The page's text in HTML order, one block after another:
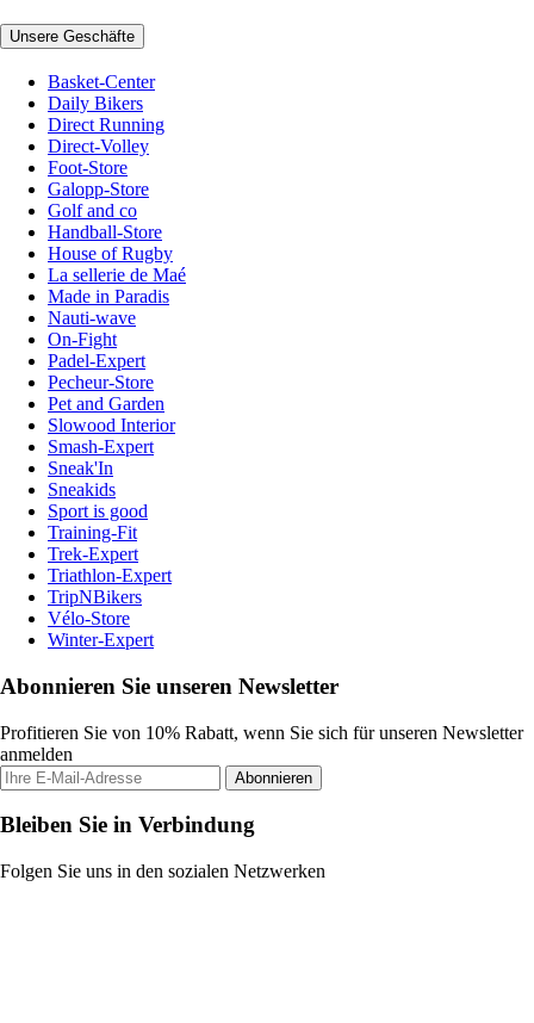
Unsere Geschäfte
Basket-Center
Daily Bikers
Direct Running
Direct-Volley
Foot-Store
Galopp-Store
Golf and co
Handball-Store
House of Rugby
La sellerie de Maé
Made in Paradis
Nauti-wave
On-Fight
Padel-Expert
Pecheur-Store
Pet and Garden
Slowood Interior
Smash-Expert
Sneak'In
Sneakids
Sport is good
Training-Fit
Trek-Expert
Triathlon-Expert
TripNBikers
Vélo-Store
Winter-Expert
Abonnieren Sie unseren Newsletter
Profitieren Sie von 10% Rabatt, wenn Sie sich für unseren Newsletter
anmelden
Abonnieren
Bleiben Sie in Verbindung
Folgen Sie uns in den sozialen Netzwerken